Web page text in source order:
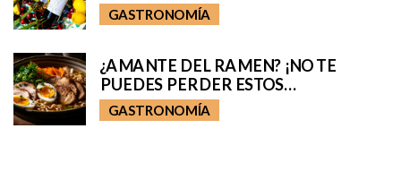
GASTRONOMÍA
¿AMANTE DEL RAMEN? ¡NO TE
PUEDES PERDER ESTOS
RESTAURANTES!
GASTRONOMÍA